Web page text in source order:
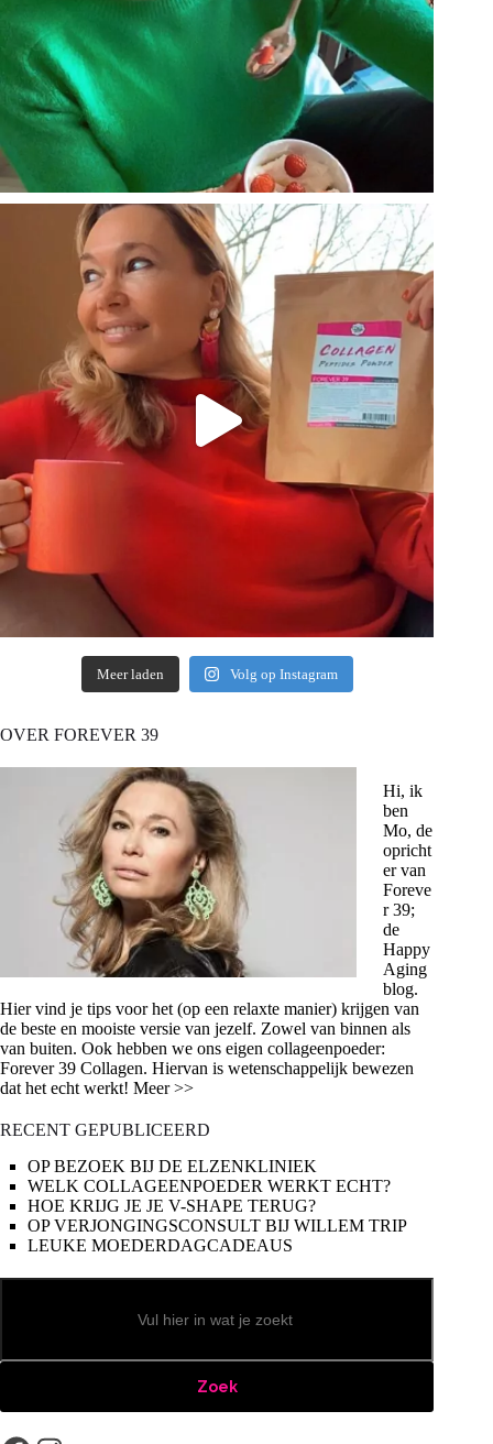
Meer laden Volg op Instagram
OVER FOREVER 39
Hi, ik
ben
Mo, de
opricht
er van
Foreve
r 39;
de
Happy
Aging
blog.
Hier vind je tips voor het (op een relaxte manier) krijgen van
de beste en mooiste versie van jezelf. Zowel van binnen als
van buiten. Ook hebben we ons eigen collageenpoeder:
Forever 39 Collagen. Hiervan is wetenschappelijk bewezen
dat het echt werkt! Meer >>
RECENT GEPUBLICEERD
OP BEZOEK BIJ DE ELZENKLINIEK
WELK COLLAGEENPOEDER WERKT ECHT?
HOE KRIJG JE JE V-SHAPE TERUG?
OP VERJONGINGSCONSULT BIJ WILLEM TRIP
LEUKE MOEDERDAGCADEAUS
Zoeken
Zoek